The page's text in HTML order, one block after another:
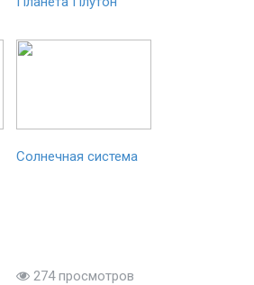
Солнечная система
274 просмотров